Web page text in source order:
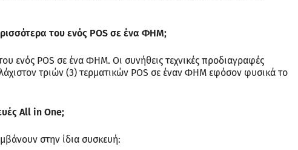
του ενός POS σε ένα ΦΗΜ;
ενός POS σε ένα ΦΗΜ. Οι συνήθεις τεχνικές προδιαγραφές
τριών (3) τερματικών POS σε έναν ΦΗΜ εφόσον φυσικά το
All in One;
στην ίδια συσκευή: